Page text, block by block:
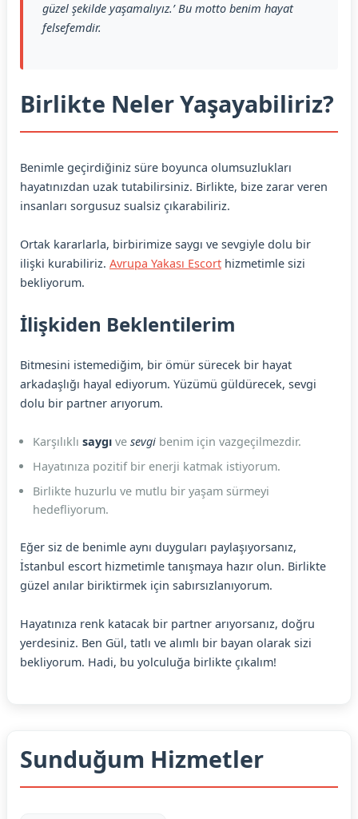
güzel şekilde yaşamalıyız.’ Bu motto benim hayat
felsefemdir.
Birlikte Neler Yaşayabiliriz?
Benimle geçirdiğiniz süre boyunca olumsuzlukları
hayatınızdan uzak tutabilirsiniz. Birlikte, bize zarar veren
insanları sorgusuz sualsiz çıkarabiliriz.
Ortak kararlarla, birbirimize saygı ve sevgiyle dolu bir
ilişki kurabiliriz. Avrupa Yakası Escort hizmetimle sizi
bekliyorum.
İlişkiden Beklentilerim
Bitmesini istemediğim, bir ömür sürecek bir hayat
arkadaşlığı hayal ediyorum. Yüzümü güldürecek, sevgi
dolu bir partner arıyorum.
Karşılıklı saygı ve sevgi benim için vazgeçilmezdir.
Hayatınıza pozitif bir enerji katmak istiyorum.
Birlikte huzurlu ve mutlu bir yaşam sürmeyi
hedefliyorum.
Eğer siz de benimle aynı duyguları paylaşıyorsanız,
İstanbul escort hizmetimle tanışmaya hazır olun. Birlikte
güzel anılar biriktirmek için sabırsızlanıyorum.
Hayatınıza renk katacak bir partner arıyorsanız, doğru
yerdesiniz. Ben Gül, tatlı ve alımlı bir bayan olarak sizi
bekliyorum. Hadi, bu yolculuğa birlikte çıkalım!
Sunduğum Hizmetler